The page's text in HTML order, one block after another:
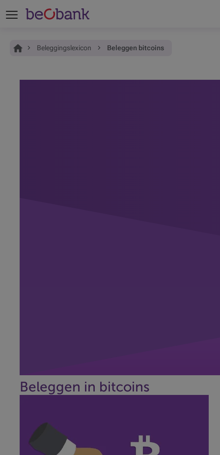
Je bent hier:
Home Beleggingslexicon Beleggen bitcoins
Beleggen in bitcoins